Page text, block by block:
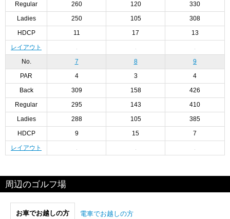
Regular 260 120 330
Ladies 250 105 308
HDCP 11 17 13
レイアウト
No. 7 8 9
PAR 4 3 4
Back 309 158 426
Regular 295 143 410
Ladies 288 105 385
HDCP 9 15 7
レイアウト
周辺のゴルフ場
お車でお越しの方 電車でお越しの方